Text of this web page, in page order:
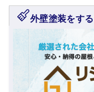
外壁塗装をす